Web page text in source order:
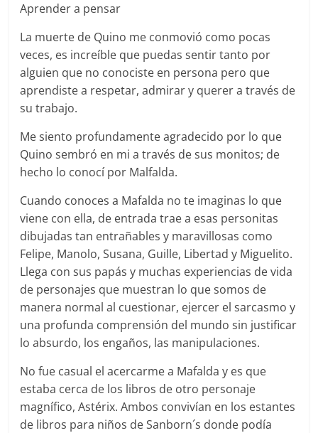
Aprender a pensar
La muerte de Quino me conmovió como pocas
veces, es increíble que puedas sentir tanto por
alguien que no conociste en persona pero que
aprendiste a respetar, admirar y querer a través de
su trabajo.
Me siento profundamente agradecido por lo que
Quino sembró en mi a través de sus monitos; de
hecho lo conocí por Malfalda.
Cuando conoces a Mafalda no te imaginas lo que
viene con ella, de entrada trae a esas personitas
dibujadas tan entrañables y maravillosas como
Felipe, Manolo, Susana, Guille, Libertad y Miguelito.
Llega con sus papás y muchas experiencias de vida
de personajes que muestran lo que somos de
manera normal al cuestionar, ejercer el sarcasmo y
una profunda comprensión del mundo sin justificar
lo absurdo, los engaños, las manipulaciones.
No fue casual el acercarme a Mafalda y es que
estaba cerca de los libros de otro personaje
magnífico, Astérix. Ambos convivían en los estantes
de libros para niños de Sanborn´s donde podía